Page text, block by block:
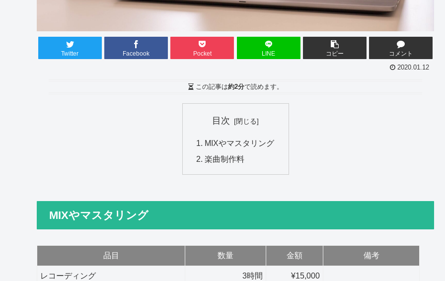
Twitter Facebook Pocket LINE コピー コメント
2020.01.12
この記事は約2分で読めます。
目次
MIXやマスタリング
楽曲制作料
MIXやマスタリング
品目 数量 金額 備考
レコーディング 3時間 ¥15,000